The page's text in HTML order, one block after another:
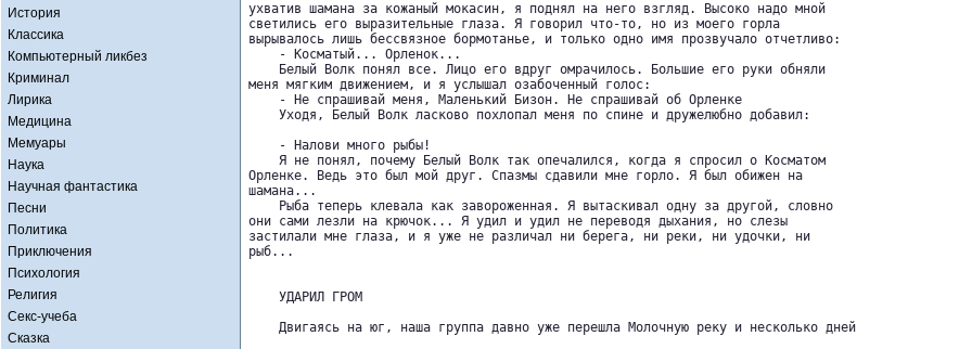
История
Классика
Компьютерный ликбез
Криминал
Лирика
Медицина
Мемуары
Наука
Научная фантастика
Песни
Политика
Приключения
Психология
Религия
Секс-учеба
Сказка
ухватив шамана за кожаный мокасин, я поднял на него взгляд. Высоко надо мной
светились его выразительные глаза. Я говорил что-то, но из моего горла
вырывалось лишь бессвязное бормотанье, и только одно имя прозвучало отчетливо:
    - Косматый... Орленок...
    Белый Волк понял все. Лицо его вдруг омрачилось. Большие его руки обняли
меня мягким движением, и я услышал озабоченный голос:
    - Не спрашивай меня, Маленький Бизон. Не спрашивай об Орленке
    Уходя, Белый Волк ласково похлопал меня по спине и дружелюбно добавил:
    - Налови много рыбы!
    Я не понял, почему Белый Волк так опечалился, когда я спросил о Косматом
Орленке. Ведь это был мой друг. Спазмы сдавили мне горло. Я был обижен на
шамана...
    Рыба теперь клевала как завороженная. Я вытаскивал одну за другой, словно
они сами лезли на крючок... Я удил и удил не переводя дыхания, но слезы
застилали мне глаза, и я уже не различал ни берега, ни реки, ни удочки, ни
рыб...
    УДАРИЛ ГРОМ
    Двигаясь на юг, наша группа давно уже перешла Молочную реку и несколько дней